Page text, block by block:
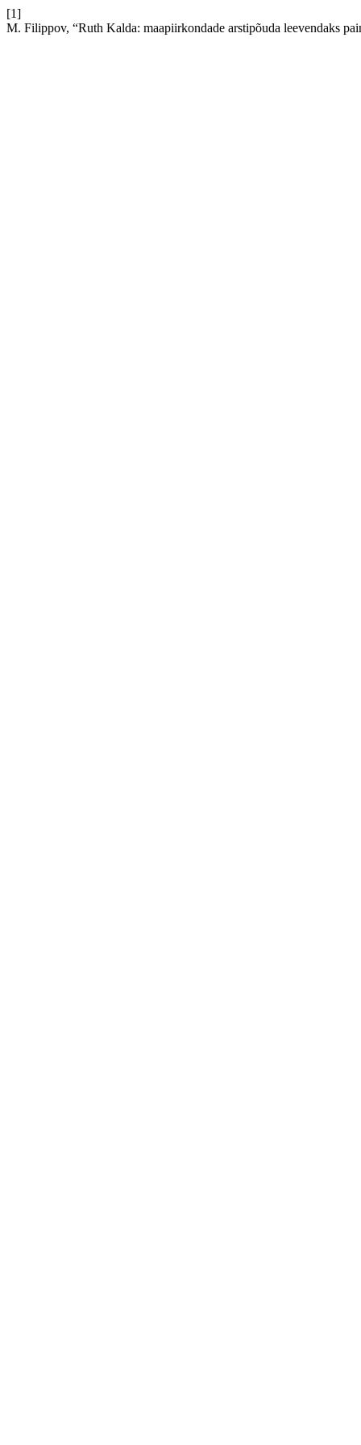
[1]
M. Filippov, “Ruth Kalda: maapiirkondade arstipõuda leevendaks